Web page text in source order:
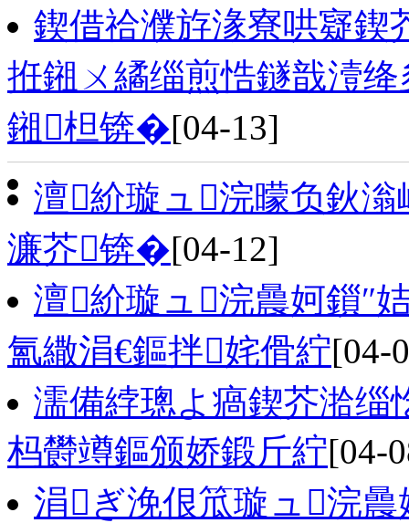
鍥借祫濮斿湪寮哄寲鍥
拰鎺ㄨ繘缁煎悎鐩戠潱
鎺柦锛�[04-13]
澶紒璇ュ浣曚负鈥
濂芥锛�[04-12]
澶紒璇ュ浣曟妸鎻″
氳繖涓€鏂拌姹傦紵[04-
濡備綍璁よ瘑鍥芥湁缁
杩欎竴鏂颁娇鍛斤紵[04-
涓ぎ浼佷笟璇ュ浣